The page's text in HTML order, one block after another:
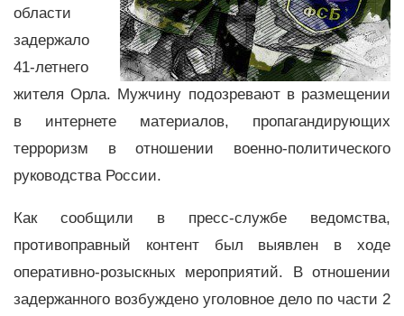
области
задержало
41-летнего
жителя Орла. Мужчину подозревают в размещении
в интернете материалов, пропагандирующих
терроризм в отношении военно-политического
руководства России.
Как сообщили в пресс-службе ведомства,
противоправный контент был выявлен в ходе
оперативно-розыскных мероприятий. В отношении
задержанного возбуждено уголовное дело по части 2